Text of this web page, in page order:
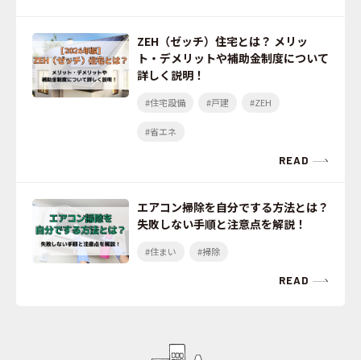
ZEH（ゼッチ）住宅とは？ メリッ
ト・デメリットや補助金制度について
詳しく説明！
#住宅設備 #戸建 #ZEH
#省エネ
READ
エアコン掃除を自分でする方法とは？
失敗しない手順と注意点を解説！
#住まい #掃除
READ